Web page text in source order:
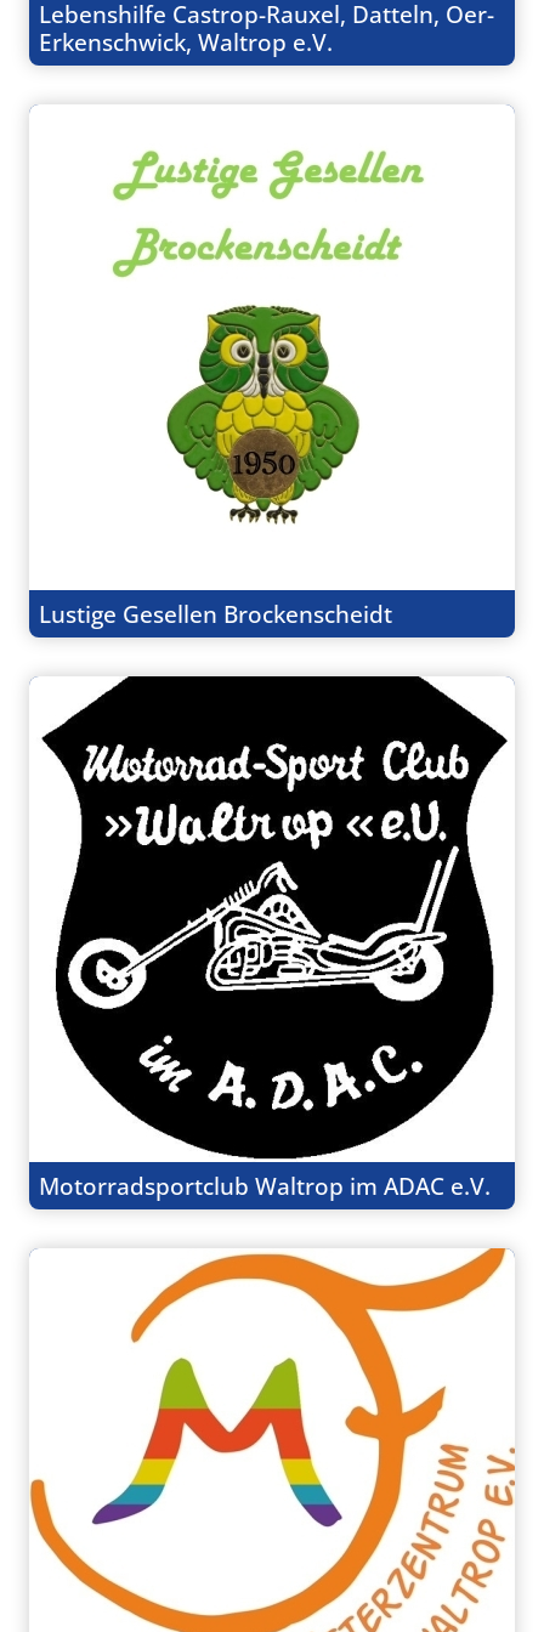
Lebenshilfe Castrop-Rauxel, Datteln, Oer-
Erkenschwick, Waltrop e.V.
Lustige Gesellen Brockenscheidt
Motorradsportclub Waltrop im ADAC e.V.